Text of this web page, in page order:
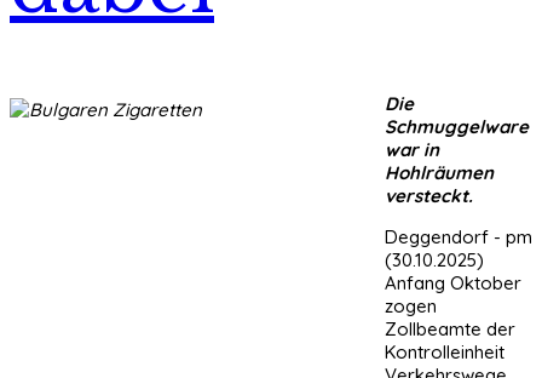
Die
Schmuggelware
war in
Hohlräumen
versteckt.
Deggendorf - pm
(30.10.2025)
Anfang Oktober
zogen
Zollbeamte der
Kontrolleinheit